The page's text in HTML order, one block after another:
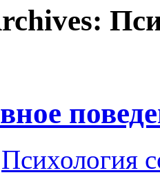
Психология